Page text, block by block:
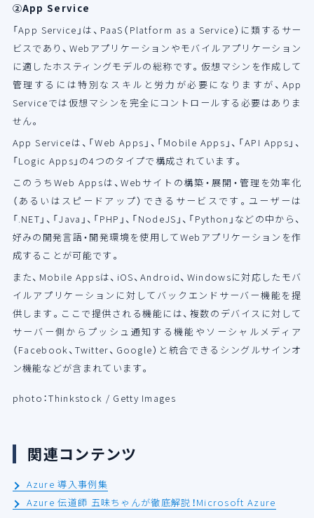
②App Service
「App Service」は、PaaS（Platform as a Service）に類するサー
ビスであり、Webアプリケーションやモバイルアプリケーション
に適したホスティングモデルの総称です。仮想マシンを作成して
管理するには特別なスキルと労力が必要になりますが、App
Serviceでは仮想マシンを完全にコントロールする必要はありま
せん。
App Serviceは、「Web Apps」、「Mobile Apps」、「API Apps」、
「Logic Apps」の4つのタイプで構成されています。
このうちWeb Appsは、Webサイトの構築・展開・管理を効率化
（あるいはスピードアップ）できるサービスです。ユーザーは
「.NET」、「Java」、「PHP」、「NodeJS」、「Python」などの中から、
好みの開発言語・開発環境を使用してWebアプリケーションを作
成することが可能です。
また、Mobile Appsは、iOS、Android、Windowsに対応したモバ
イルアプリケーションに対してバックエンドサーバー機能を提
供します。ここで提供される機能には、複数のデバイスに対して
サーバー側からプッシュ通知する機能やソーシャルメディア
（Facebook、Twitter、Google）と統合できるシングルサインオ
ン機能などが含まれています。
photo：Thinkstock / Getty Images
関連コンテンツ
Azure 導入事例集
Azure 伝道師 五味ちゃんが徹底解説！Microsoft Azure